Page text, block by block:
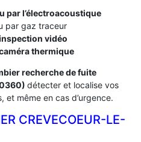
par l’électroacoustique
par gaz traceur
vidéo
thermique
recherche de fuite
détecter et localise vos
et même en cas d’urgence.
CREVECOEUR-LE-